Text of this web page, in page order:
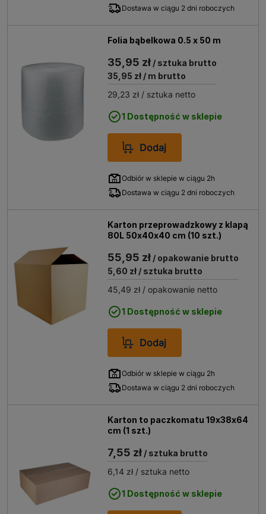
Dostawa w ciągu 2 dni roboczych
Folia bąbelkowa 0.5 x 50 m
35,95 zł / sztuka brutto
35,95 zł / m brutto
29,23 zł / sztuka netto
1 Dostępność w sklepie
Dodaj
Odbiór w sklepie w ciągu 2h
Dostawa w ciągu 2 dni roboczych
Karton przeprowadzkowy z klapą
80L 50x40x40 cm (10 szt.)
55,95 zł / opakowanie brutto
5,60 zł / sztuka brutto
45,49 zł / opakowanie netto
1 Dostępność w sklepie
Dodaj
Odbiór w sklepie w ciągu 2h
Dostawa w ciągu 2 dni roboczych
Karton to paczkomatu 19x38x64
cm (1 szt.)
7,55 zł / sztuka brutto
6,14 zł / sztuka netto
1 Dostępność w sklepie